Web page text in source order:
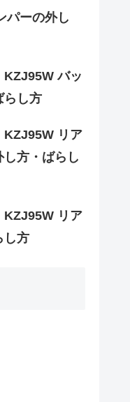
ーの外し
バッ
らし方
リア
し方・ばらし
リア
し方